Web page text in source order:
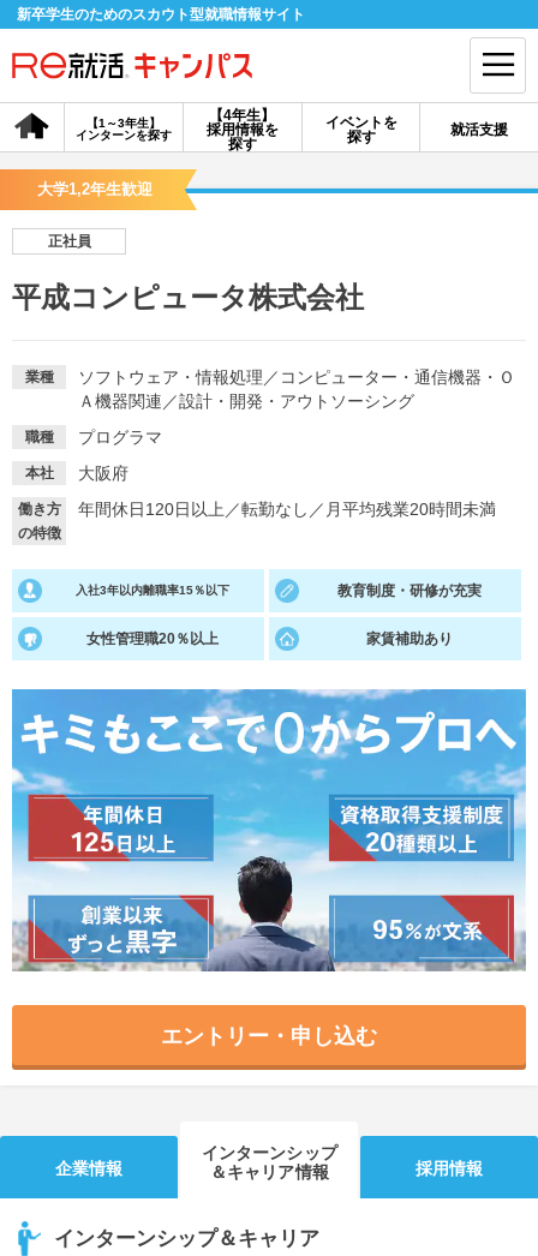
新卒学生のためのスカウト型就職情報サイト
【4年生】
採用情報を
探す
【1～3年生】
インターンを探す
イベントを
探す
就活支援
会員登録 ログイン
探す
イベントを探す
就活ノウハウ・サポート
就活支援
就活ノウハウが満載！
就活コラム
お役立ち記事・相談室など
あなたに合う仕事を診断！ 動画で対策講座をチェック
就活ニュースペーパー
就活時事ニュースを更新
よくある質問
不明点があればこちら
大学1,2年生歓迎
正社員
平成コンピュータ株式会社
業種 ソフトウェア・情報処理 ／ コンピューター・通信機器・Ｏ
Ａ機器関連 ／設計・開発・アウトソーシング
職種 プログラマ
本社 大阪府
働き方
の特徴
年間休日120日以上 ／転勤なし ／ 月平均残業20時間未満
入社3年以内離職率15％以下 教育制度・研修が充実
女性管理職20％以上 家賃補助あり
エントリー・申し込む
企業情報
インターンシップ
＆キャリア情報
採用情報
インターンシップ＆キャリア